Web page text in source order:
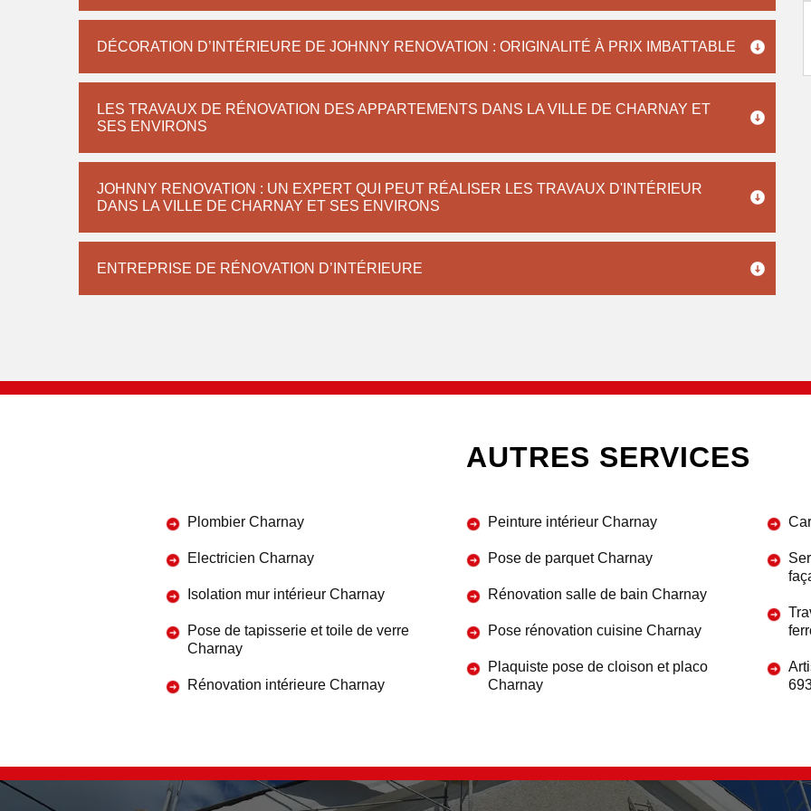
DÉCORATION D’INTÉRIEURE DE JOHNNY RENOVATION : ORIGINALITÉ À PRIX IMBATTABLE
LES TRAVAUX DE RÉNOVATION DES APPARTEMENTS DANS LA VILLE DE CHARNAY ET
SES ENVIRONS
JOHNNY RENOVATION : UN EXPERT QUI PEUT RÉALISER LES TRAVAUX D'INTÉRIEUR
DANS LA VILLE DE CHARNAY ET SES ENVIRONS
ENTREPRISE DE RÉNOVATION D’INTÉRIEURE
AUTRES SERVICES
Plombier Charnay
Electricien Charnay
Isolation mur intérieur Charnay
Pose de tapisserie et toile de verre
Charnay
Rénovation intérieure Charnay
Peinture intérieur Charnay
Pose de parquet Charnay
Rénovation salle de bain Charnay
Pose rénovation cuisine Charnay
Plaquiste pose de cloison et placo
Charnay